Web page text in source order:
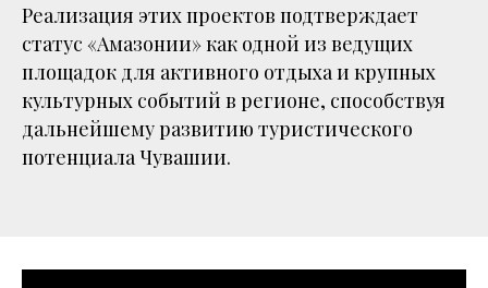
Реализация этих проектов подтверждает
статус «Амазонии» как одной из ведущих
площадок для активного отдыха и крупных
культурных событий в регионе, способствуя
дальнейшему развитию туристического
потенциала Чувашии.